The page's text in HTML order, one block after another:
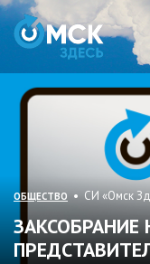
ОБЩЕСТВО • СИ «Омск
ЗАКСОБРАНИЕ